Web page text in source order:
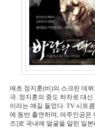
애초 정지훈(비)의 스크린 데
극. 정지훈의 중도 하차로 대
이라는 얘길 들었다. TV 시트
에 동반 출연하며, 여주인공은
즈]로 국내에 얼굴을 알린 일